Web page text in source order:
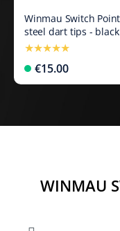
Winmau Switch
steel dart tips - black
€15.00
WINMAU